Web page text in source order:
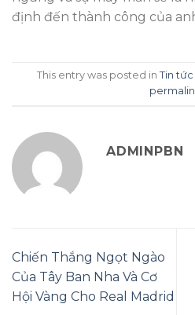
định đến thành công của
This entry was posted in Tin
ADMINPBN
Chiến Thắng Ngọt Ngào
Của Tây Ban Nha Và Cơ
Hội Vàng Cho Real Madrid